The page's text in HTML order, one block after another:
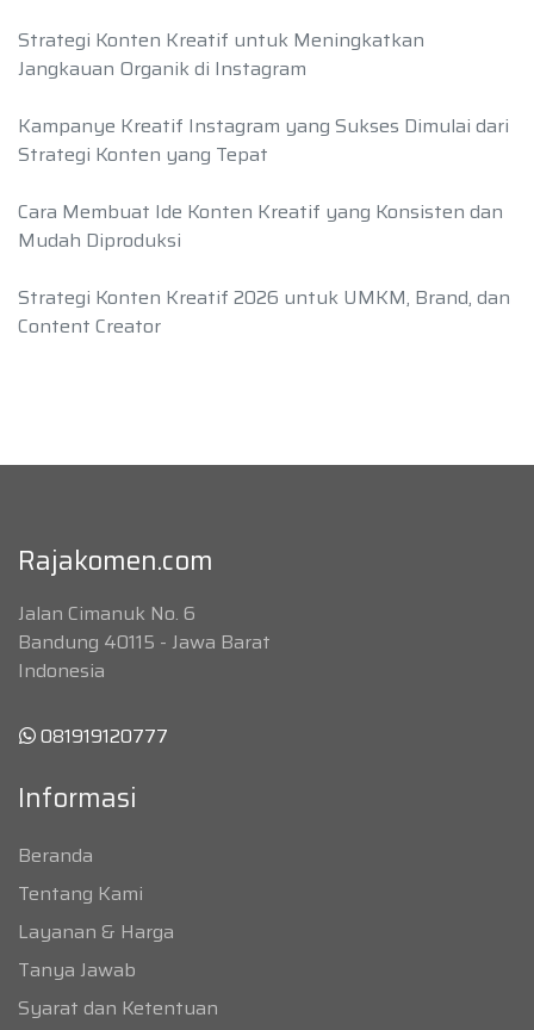
Strategi Konten Kreatif untuk Meningkatkan
Jangkauan Organik di Instagram
Kampanye Kreatif Instagram yang Sukses Dimulai dari
Strategi Konten yang Tepat
Cara Membuat Ide Konten Kreatif yang Konsisten dan
Mudah Diproduksi
Strategi Konten Kreatif 2026 untuk UMKM, Brand, dan
Content Creator
Rajakomen.com
Jalan Cimanuk No. 6
Bandung 40115 - Jawa Barat
Indonesia
081919120777
Informasi
Beranda
Tentang Kami
Layanan & Harga
Tanya Jawab
Syarat dan Ketentuan